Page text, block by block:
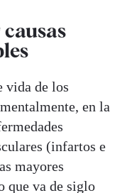
vida de los
en la
(infartos e
mayores
que va de siglo